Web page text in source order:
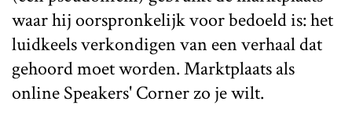
waar hij oorspronkelijk voor bedoeld is: het
luidkeels verkondigen van een verhaal dat
gehoord moet worden. Marktplaats als
online Speakers' Corner zo je wilt.